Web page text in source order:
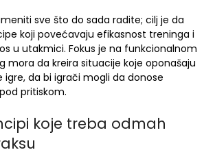
sve što do sada radite; cilj je da
koji povećavaju efikasnost treninga i
u utakmici. Fokus je na funkcionalnom
mora da kreira situacije koje oponašaju
da bi igrači mogli da donose
pritiskom.
koje treba odmah